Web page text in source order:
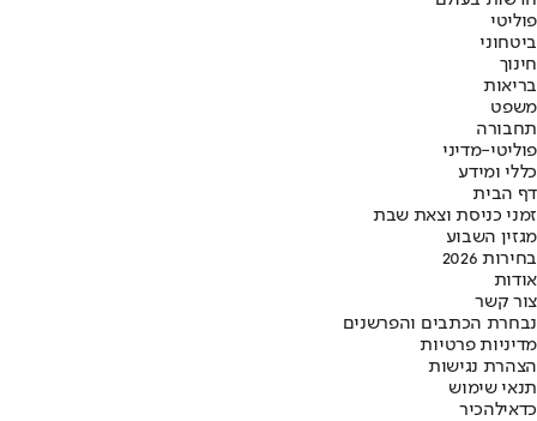
פוליטי
ביטחוני
חינוך
בריאות
משפט
תחבורה
פוליטי-מדיני
כללי ומידע
דף הבית
זמני כניסת וצאת שבת
מגזין השבוע
בחירות 2026
אודות
צור קשר
נבחרת הכתבים והפרשנים
מדיניות פרטיות
הצהרת נגישות
תנאי שימוש
כדאילהכיר